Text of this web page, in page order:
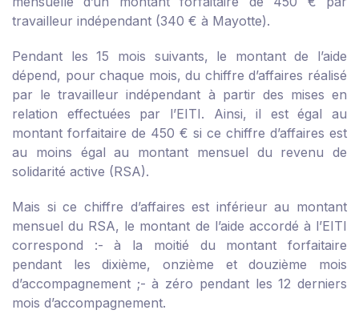
travailleur indépendant (340 € à Mayotte).
Pendant les 15 mois suivants, le montant de l’aide
dépend, pour chaque mois, du chiffre d’affaires réalisé
par le travailleur indépendant à partir des mises en
relation effectuées par l’EITI. Ainsi, il est égal au
montant forfaitaire de 450 € si ce chiffre d’affaires est
au moins égal au montant mensuel du revenu de
solidarité active (RSA).
Mais si ce chiffre d’affaires est inférieur au montant
mensuel du RSA, le montant de l’aide accordé à l’EITI
correspond :- à la moitié du montant forfaitaire
pendant les dixième, onzième et douzième mois
d’accompagnement ;- à zéro pendant les 12 derniers
mois d’accompagnement.